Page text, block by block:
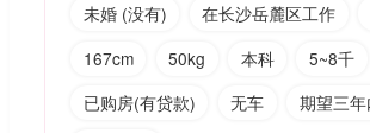
未婚 (没有)
在长沙岳麓区工作
167cm
50kg 本科 5~8千
已购房(有贷款)
无车
期望三